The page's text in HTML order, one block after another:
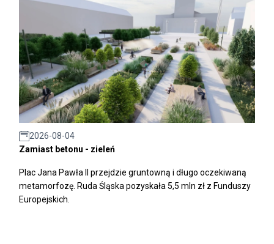
2026-08-04
Zamiast betonu - zieleń
Plac Jana Pawła II przejdzie gruntowną i długo oczekiwaną
metamorfozę. Ruda Śląska pozyskała 5,5 mln zł z Funduszy
Europejskich.